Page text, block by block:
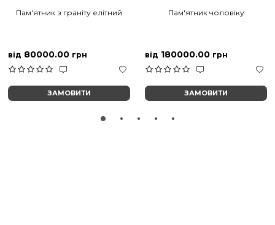
Пам'ятник з граніту елітний
від 80000.00 грн
ЗАМОВИТИ
Пам'ятник чоловіку
від 180000.00 грн
ЗАМОВИТИ